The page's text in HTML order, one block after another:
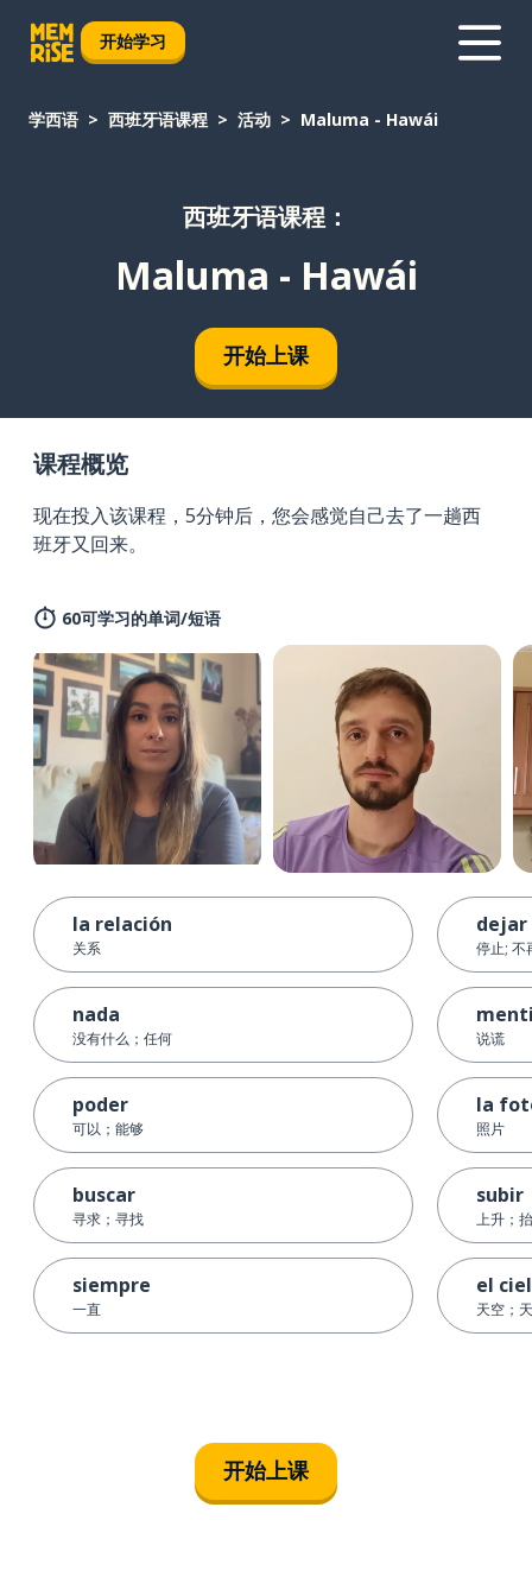
开始学习
学西语 西班牙语课程 活动 Maluma - Hawái
西班牙语课程：
Maluma - Hawái
开始上课
课程概览
现在投入该课程，5分钟后，您会感觉自己去了一趟西
班牙又回来。
60可学习的单词/短语
la relación
关系
nada
没有什么；任何
poder
可以；能够
buscar
寻求；寻找
siempre
一直
dejar
停止; 不
说谎
la
照片
subir
上升；
el
天空；
开始上课